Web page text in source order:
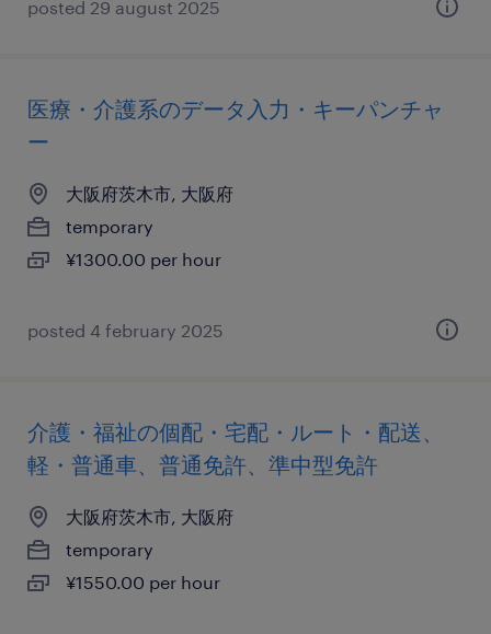
posted 29 august 2025
医療・介護系のデータ入力・キーパンチャ
ー
大阪府茨木市, 大阪府
temporary
¥1300.00 per hour
posted 4 february 2025
介護・福祉の個配・宅配・ルート・配送、
軽・普通車、普通免許、準中型免許
大阪府茨木市, 大阪府
temporary
¥1550.00 per hour